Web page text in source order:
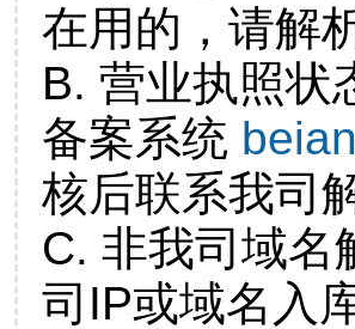
在用的，请解
B. 营业执照状
备案系统
核后联系我司
C. 非我司域名
司IP或域名入